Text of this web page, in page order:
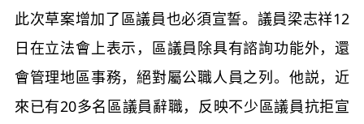
此次草案增加了區議員也必須宣誓。議員梁志祥12
日在立法會上表示，區議員除具有諮詢功能外，還
會管理地區事務，絕對屬公職人員之列。他説，近
來已有20多名區議員辭職，反映不少區議員抗拒宣